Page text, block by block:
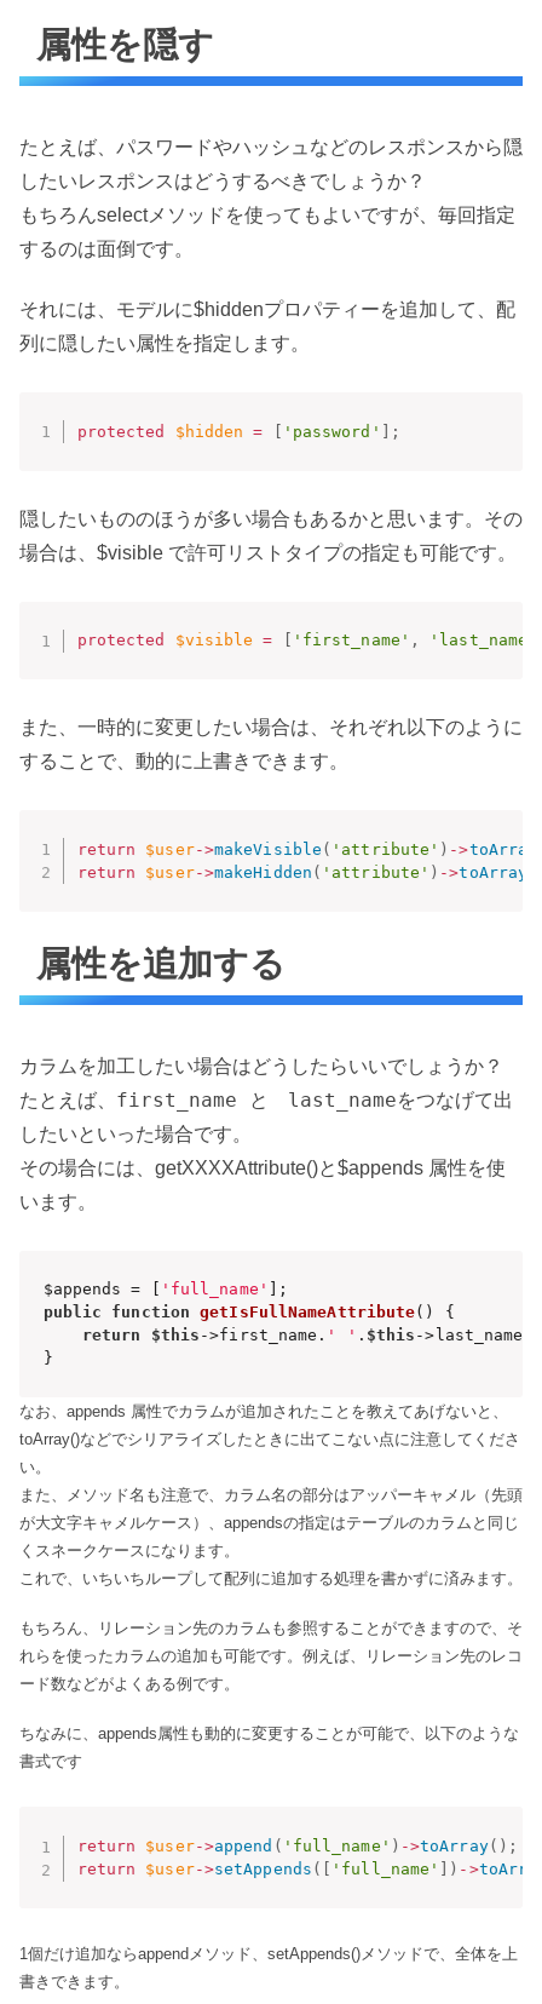
属性を隠す
たとえば、パスワードやハッシュなどのレスポンスから隠
したいレスポンスはどうするべきでしょうか？
もちろんselectメソッドを使ってもよいですが、毎回指定
するのは面倒です。
それには、モデルに$hiddenプロパティーを追加して、配
列に隠したい属性を指定します。
protected $hidden = 'password' ;
隠したいもののほうが多い場合もあるかと思います。その
場合は、$visible で許可リストタイプの指定も可能です。
protected $visible = 'first_name' , 'last_name'
また、一時的に変更したい場合は、それぞれ以下のように
することで、動的に上書きできます。
return $user->makeVisible ( 'attribute' ) ->toArray
return
$user->makeHidden ( 'attribute' ) ->toArray
属性を追加する
カラムを加工したい場合はどうしたらいいでしょうか？
たとえば、 first_name と last_nameをつなげて出
したいといった場合です。
その場合には、getXXXXAttribute()と$appends 属性を使
います。
$appends = [ 'full_name'
public
function getIsFullNameAttribute()
{
return
$this ->first_name. ' ' . $this ->last_name;
}
なお、appends 属性でカラムが追加されたことを教えてあげないと、
toArray()などでシリアライズしたときに出てこない点に注意してくださ
い。
また、メソッド名も注意で、カラム名の部分はアッパーキャメル（先頭
が大文字キャメルケース）、appendsの指定はテーブルのカラムと同じ
くスネークケースになります。
これで、いちいちループして配列に追加する処理を書かずに済みます。
もちろん、リレーション先のカラムも参照することができますので、そ
れらを使ったカラムの追加も可能です。例えば、リレーション先のレコ
ード数などがよくある例です。
ちなみに、appends属性も動的に変更することが可能で、以下のような
書式です
return $user->append ( 'full_name' ) ->toArray( ) ;
return
$user->setAppends ( 'full_name' ) - >
1個だけ追加ならappendメソッド、setAppends()メソッドで、全体を上
書きできます。